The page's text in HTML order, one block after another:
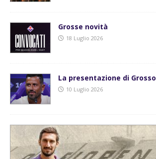
Grosse novità
18 Luglio 2026
La presentazione di Grosso
10 Luglio 2026